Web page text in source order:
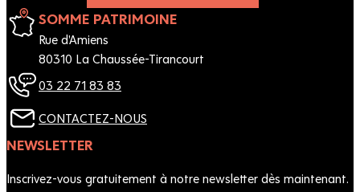
SOMME PATRIMOINE
Rue d'Amiens
80310 La Chaussée-Tirancourt
03 22 71 83 83
CONTACTEZ-NOUS
NEWSLETTER
Inscrivez-vous gratuitement à notre newsletter dès maintenant.